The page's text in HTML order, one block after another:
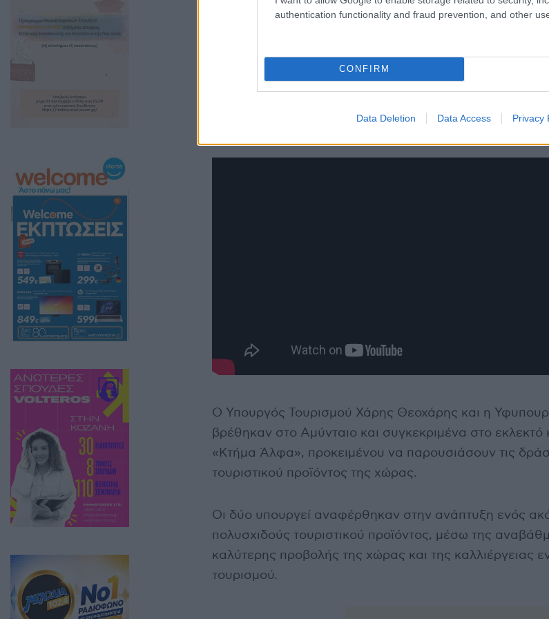
authentication functionality and fraud prevention, and other
CONFIRM
Data Deletion Data Access Privacy
Ο Υπουργός Τουρισμού Χάρης Θεοχάρης και η
βρέθηκαν στο Αμύνταιο και συγκεκριμένα στο εκλεκτό
«Κτήμα Άλφα», προκειμένου να παρουσιάσουν τις
τουριστικού προϊόντος της χώρας.
Οι δύο υπουργεί αναφέρθηκαν στην ανάπτυξη ενός
πολυσχιδούς τουριστικού προϊόντος, μέσω της
καλύτερης προβολής της χώρας και της καλλιέργειας
τουρισμού.